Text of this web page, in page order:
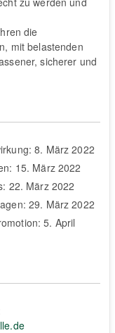
die
mit belastenden
sicherer und
8. März 2022
15. März 2022
22. März 2022
29. März 2022
5. April